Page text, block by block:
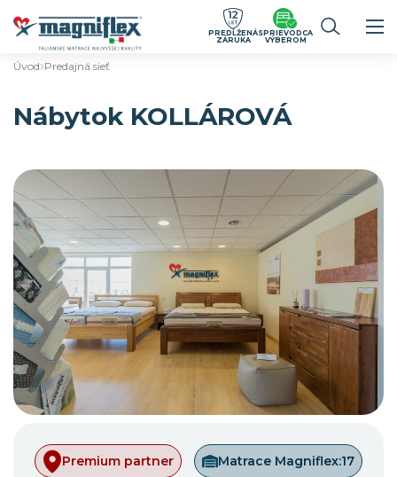
PREDĹŽENÁ
ZÁRUKA
SPRIEVODCA
VÝBEROM
Úvod Predajná sieť
Nábytok KOLLÁROVÁ
Premium partner Matrace Magniflex:17